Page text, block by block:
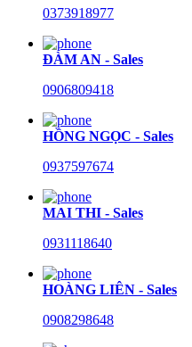
0373918977
ĐÀM AN - Sales
0906809418
HỒNG NGỌC - Sales
0937597674
MAI THI - Sales
0931118640
HOÀNG LIÊN - Sales
0908298648